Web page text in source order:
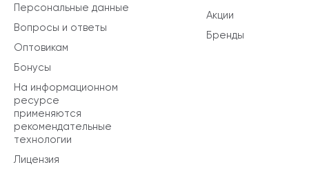
Акции
Бренды
Персональные данные
Вопросы и ответы
Оптовикам
Бонусы
На информационном
ресурсе
применяются
рекомендательные
технологии
Лицензия